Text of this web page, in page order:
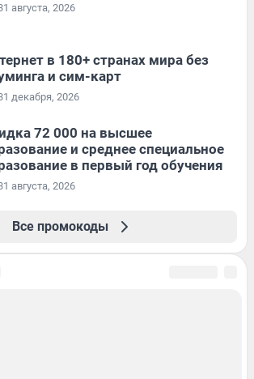
августа, 2026
в 180+ странах мира без
и сим-карт
декабря, 2026
72 000 на высшее
и среднее специальное
в первый год обучения
августа, 2026
Все промокоды